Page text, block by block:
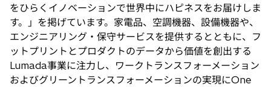
をひらくイノベーションで世界中にハピネスをお届けしま
す。」を掲げています。家電品、空調機器、設備機器や、
エンジニアリング・保守サービスを提供するとともに、フ
ットプリントとプロダクトのデータから価値を創出する
Lumada事業に注力し、ワークトランスフォーメーション
およびグリーントランスフォーメーションの実現にOne